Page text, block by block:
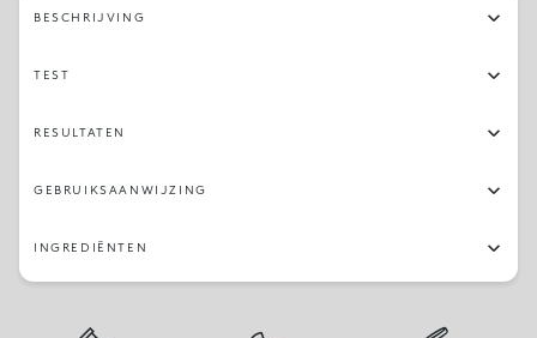
BESCHRIJVING
TEST
RESULTATEN
GEBRUIKSAANWIJZING
INGREDIËNTEN